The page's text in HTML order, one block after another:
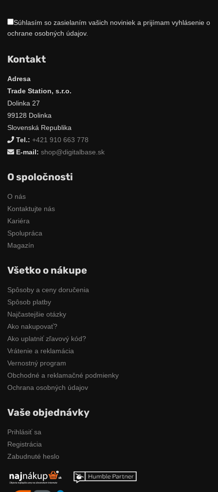
Súhlasím so zasielaním vašich noviniek a prijímam vyhlásenie o
ochrane osobných údajov.
Kontakt
Adresa
Trade Station, s.r.o.
Dolinka 27
99128 Dolinka
Slovenská Republika
Tel.: +421 910 663 778
E-mail: shop@digitalbase.sk
O spoločnosti
O nás
Kontaktujte nás
Kariéra
Spolupráca
Magazín
Všetko o nákupe
Spôsoby a ceny doručenia
Spôsob platby
Najčastejšie otázky
Ako nakupovať?
Ako uplatniť zľavový kód?
Vrátenie a reklamácia
Vernostný program
Obchodné a reklamačné podmienky
Ochrana osobných údajov
Vaše objednávky
Prihlásiť sa
Registrácia
Zabudnuté heslo